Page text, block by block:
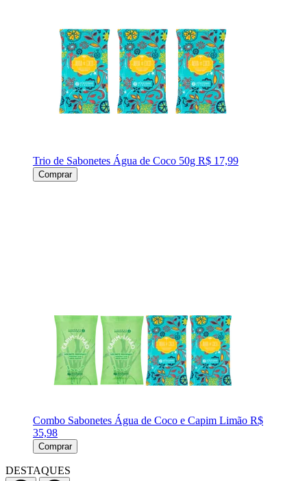
Trio de Sabonetes Água de Coco 50g R$ 17,99
Comprar
Combo Sabonetes Água de Coco e Capim Limão R$
35,98
Comprar
DESTAQUES